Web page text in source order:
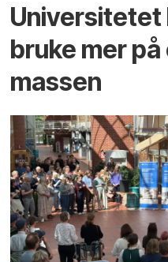
Universitetet
bruke mer
massen